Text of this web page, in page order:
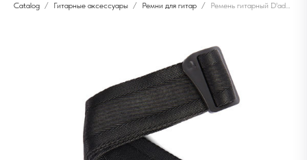
Catalog Гитарные аксессуары Ремни для гитар Ремень гитарный D'addario 50BAL00